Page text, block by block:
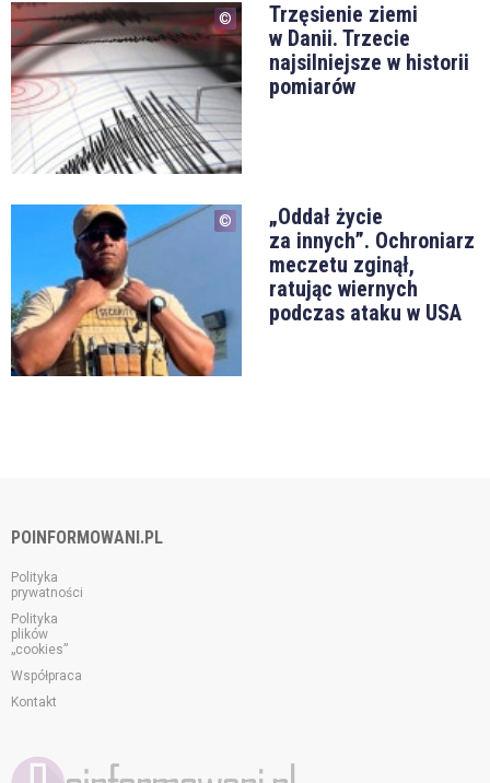
Trzęsienie ziemi
w Danii. Trzecie
najsilniejsze w historii
pomiarów
„Oddał życie
za innych”. Ochroniarz
meczetu zginął,
ratując wiernych
podczas ataku w USA
POINFORMOWANI.PL
Polityka
prywatności
Polityka
plików
„cookies”
Współpraca
Kontakt